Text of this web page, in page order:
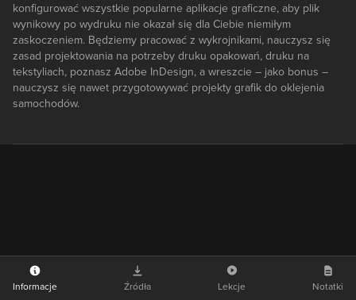
konfigurować wszystkie popularne aplikacje graficzne, aby plik
wynikowy po wydruku nie okazał się dla Ciebie niemiłym
zaskoczeniem. Będziemy pracować z wykrojnikami, nauczysz się
zasad projektowania na potrzeby druku opakowań, druku na
tekstyliach, poznasz Adobe InDesign, a wreszcie – jako bonus –
nauczysz się nawet przygotowywać projekty grafik do oklejenia
samochodów.
Informacje Źródła Lekcje Notatki